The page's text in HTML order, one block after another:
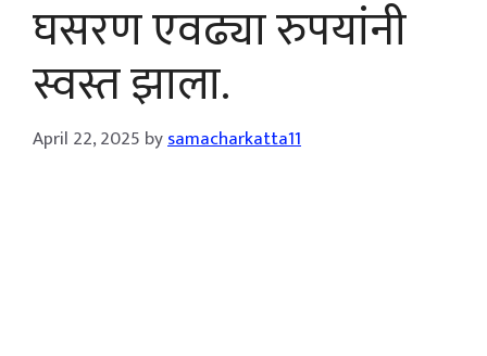
घसरण एवढ्या रुपयांनी
स्वस्त झाला.
April 22, 2025 bysamacharkatta11